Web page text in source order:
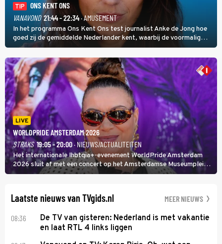
TIP
ONS KENT ONS
VANAVOND 21:44 - 22:34· AMUSEMENT
In het programma Ons Kent Ons test journalist Anke de Jong hoe
goed zij de gemiddelde Nederlander kent, waarbij de voormalig
hoofdredacteur van modebladen Glamour en Elle het samen met
rapper Keizer opneemt tegen Edson da Graça en Marc-Marie
Huijbregts.
LIVE
WORLDPRIDE AMSTERDAM 2026
STRAKS 19:05 - 20:00· NIEUWS/ACTUALITEITEN
Het internationale lhbtqia+-evenement WorldPride Amsterdam
2026 sluit af met een concert op het Amsterdamse Museumplein.
Anita Doth is een van de optredende artiesten. In de jaren 90
Laatste nieuws van TVgids.nl MEER NIEUWS
08:36
De TV van gisteren: Nederland is met vakantie
en laat RTL 4 links liggen